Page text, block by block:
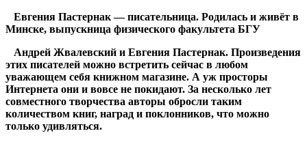
Евгения Пастернак — писательница. Родилась и живёт в
Минске, выпускница физического факультета БГУ
Андрей Жвалевский и Евгения Пастернак. Произведения
этих писателей можно встретить сейчас в любом
уважающем себя книжном магазине. А уж просторы
Интернета они и вовсе не покидают. За несколько лет
совместного творчества авторы обросли таким
количеством книг, наград и поклонников, что можно
только удивляться.